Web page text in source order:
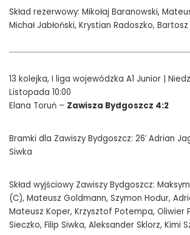
Skład rezerwowy: Mikołaj Baranowski,
Michał Jabłoński, Krystian Radoszko, Bartosz
13 kolejka, I liga wojewódzka A1 Junior |
Listopada 10:00
Elana Toruń – Zawisza Bydgoszcz 4:2
Bramki dla Zawiszy Bydgoszcz: 26′ Adrian
Siwka
Skład wyjściowy Zawiszy Bydgoszcz:
(C), Mateusz Goldmann, Szymon Hodur,
Mateusz Koper, Krzysztof Potempa, Oliwier
Sieczko, Filip Siwka, Aleksander Sklorz, Kimi